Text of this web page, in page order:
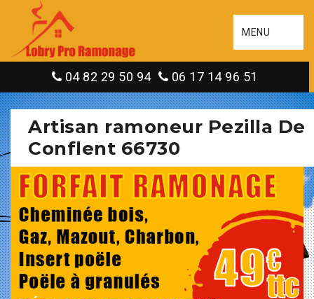
MENU
04 82 29 50 94 06 17 14 96 51
Artisan ramoneur Pezilla De
Conflent 66730